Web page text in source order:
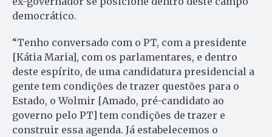
democrático.
“Tenho conversado com o PT, com a presidente
[Kátia Maria], com os parlamentares, e dentro
deste espírito, de uma candidatura presidencial a
gente tem condições de trazer questões para o
Estado, o Wolmir [Amado, pré-candidato ao
governo pelo PT] tem condições de trazer e
construir essa agenda. Já estabelecemos o